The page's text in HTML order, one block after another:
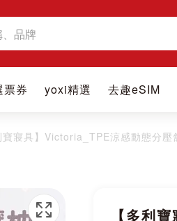
票券 yoxi精選 去趣eSIM
寶寢具】Victoria_TPE涼感動態分壓
【多利